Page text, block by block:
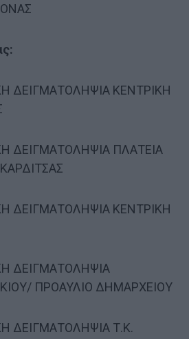
ΔΕΙΓΜΑΤΟΛΗΨΙΑ ΚΕΝΤΡΙΚΗ
ΔΕΙΓΜΑΤΟΛΗΨΙΑ ΠΛΑΤΕΙΑ
ΔΕΙΓΜΑΤΟΛΗΨΙΑ ΚΕΝΤΡΙΚΗ
ΔΕΙΓΜΑΤΟΛΗΨΙΑ
ΠΡΟΑΥΛΙΟ ΔΗΜΑΡΧΕΙΟΥ
ΔΕΙΓΜΑΤΟΛΗΨΙΑ Τ.Κ.